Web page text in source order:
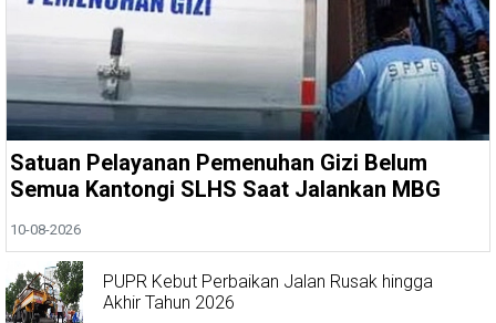
Satuan Pelayanan Pemenuhan Gizi Belum
Semua Kantongi SLHS Saat Jalankan MBG
10-08-2026
PUPR Kebut Perbaikan Jalan Rusak hingga
Akhir Tahun 2026